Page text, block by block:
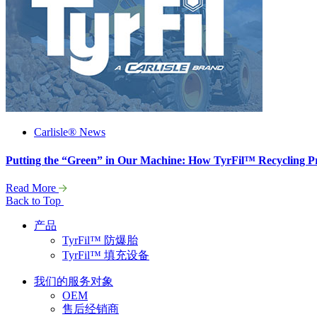
Carlisle® News
Putting the “Green” in Our Machine: How TyrFil™ Recycling
Read More
Back to Top
产品
TyrFil™ 防爆胎
TyrFil™ 填充设备
我们的服务对象
OEM
售后经销商